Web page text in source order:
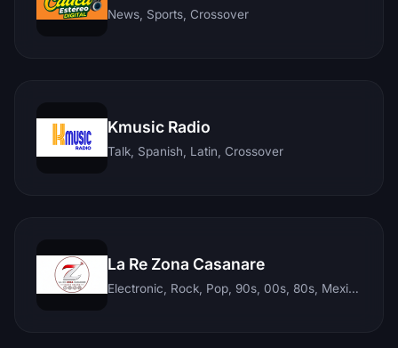
News, Sports, Crossover
Kmusic Radio
Talk, Spanish, Latin, Crossover
La Re Zona Casanare
Electronic, Rock, Pop, 90s, 00s, 80s, Mexican, Ranchera, Reggaeton, Instrumental, Salsa, Merengue, Tropical, Romantic, Vallenato, Llanera